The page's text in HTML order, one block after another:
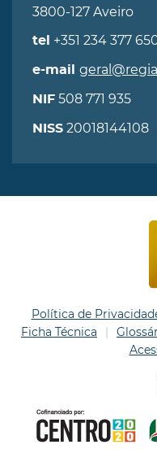
3800-127 Aveiro
tel +351 234 377
e-mail
NIF 508 771 935
NISS 20018144108
Política de
Ficha Técnica